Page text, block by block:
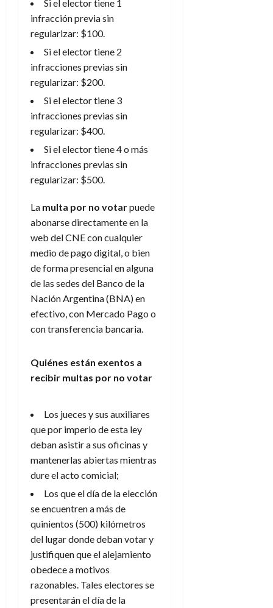
Si el elector tiene 1
infracción previa sin
regularizar: $100.
Si el elector tiene 2
infracciones previas sin
regularizar: $200.
Si el elector tiene 3
infracciones previas sin
regularizar: $400.
Si el elector tiene 4 o más
infracciones previas sin
regularizar: $500.
La multa por no votarpuede
abonarse directamente en la
web del CNE con cualquier
medio de pago digital, o bien
de forma presencial en alguna
de las sedes del Banco de la
Nación Argentina (BNA) en
efectivo, con Mercado Pago o
con transferencia bancaria.
Quiénes están exentos a
recibir multas por no votar
Los jueces y sus auxiliares
que por imperio de esta ley
deban asistir a sus oficinas y
mantenerlas abiertas mientras
dure el acto comicial;
Los que el día de la elección
se encuentren a más de
quinientos (500) kilómetros
del lugar donde deban votar y
justifiquen que el alejamiento
obedece a motivos
razonables. Tales electores se
presentarán el día de la